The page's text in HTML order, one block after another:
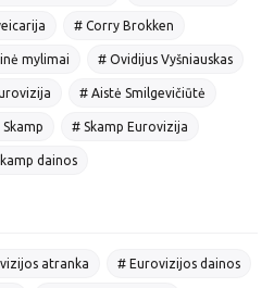
# Corry Brokken
mylimai # Ovidijus Vyšniauskas
# Aistė Smilgevičiūtė
# Skamp Eurovizija
dainos
atranka # Eurovizijos dainos